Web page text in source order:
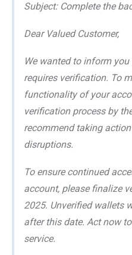
Subject: Complete the
Dear Valued Customer,
We wanted to inform
requires verification. To
functionality of your
verification process by
recommend taking
disruptions.
To ensure continued
account, please finalize
2025. Unverified wallets
after this date. Act now
service.